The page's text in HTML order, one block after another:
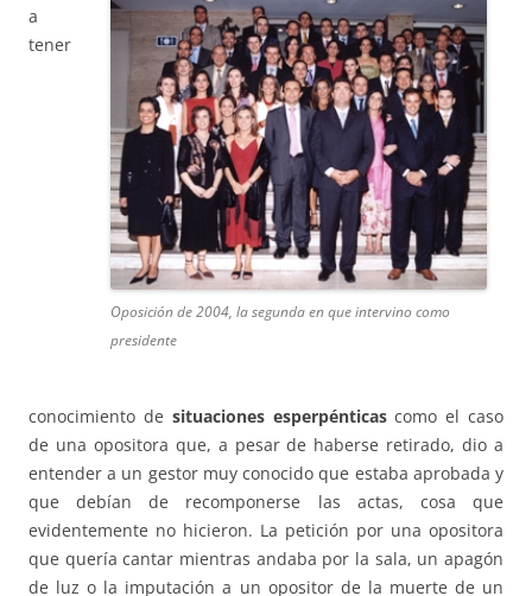
Oposición de 2004, la segunda en que intervino como
presidente
a
tener
conocimiento de situaciones esperpénticascomo el caso
de una opositora que, a pesar de haberse retirado, dio a
entender a un gestor muy conocido que estaba aprobada y
que debían de recomponerse las actas, cosa que
evidentemente no hicieron. La petición por una opositora
que quería cantar mientras andaba por la sala, un apagón
de luz o la imputación a un opositor de la muerte de un